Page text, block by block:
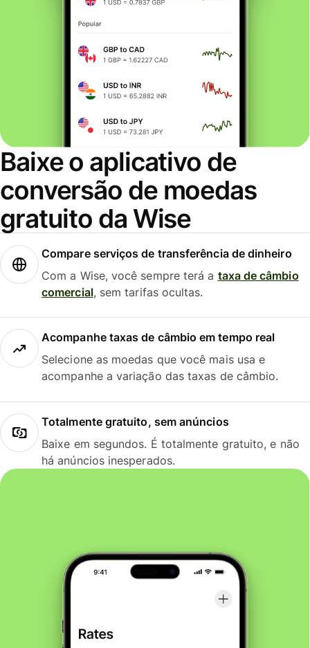
Baixe o aplicativo de
conversão de moedas
gratuito da Wise
Compare serviços de transferência de dinheiro
Com a Wise, você sempre terá a taxa de câmbio
comercial, sem tarifas ocultas.
Acompanhe taxas de câmbio em tempo real
Selecione as moedas que você mais usa e
acompanhe a variação das taxas de câmbio.
Totalmente gratuito, sem anúncios
Baixe em segundos. É totalmente gratuito, e não
há anúncios inesperados.